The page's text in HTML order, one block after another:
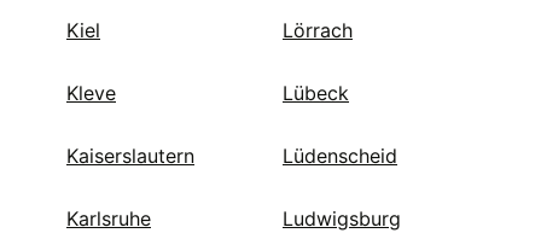
Kiel
Kleve
Kaiserslautern
Karlsruhe
Lörrach
Lübeck
Lüdenscheid
Ludwigsburg